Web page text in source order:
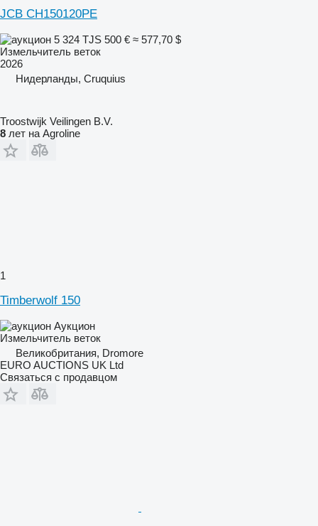
JCB CH150120PE
5 324 TJS 500 € ≈ 577,70 $
Измельчитель веток
2026
Нидерланды, Cruquius
Troostwijk Veilingen B.V.
8 лет на Agroline
1
Timberwolf 150
Аукцион
Измельчитель веток
Великобритания, Dromore
EURO AUCTIONS UK Ltd
Связаться с продавцом